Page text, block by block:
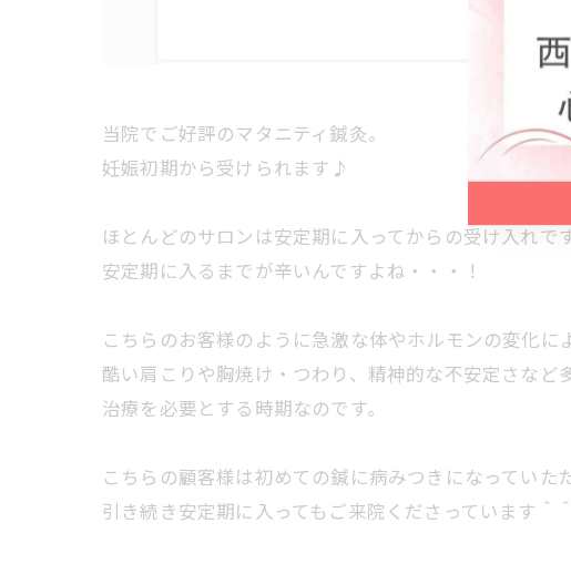
当院でご好評のマタニティ鍼灸。
妊娠初期から受けられます♪
ほとんどのサロンは安定期に入ってからの受け入れで
安定期に入るまでが辛いんですよね・・・！
こちらのお客様のように急激な体やホルモンの変化に
酷い肩こりや胸焼け・つわり、精神的な不安定さな
治療を必要とする時期なのです。
こちらの顧客様は初めての鍼に病みつきになっていた
引き続き安定期に入ってもご来院くださっています＾＾